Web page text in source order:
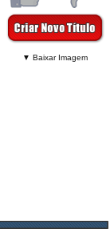
▼ Baixar Imagem